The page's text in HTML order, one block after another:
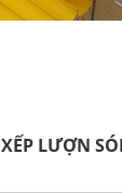
LƯỢN